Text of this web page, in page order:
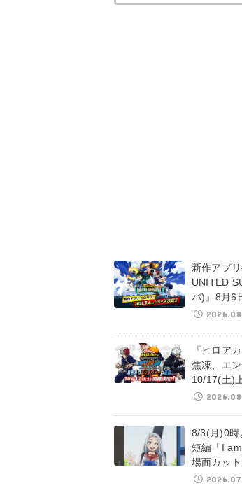
新作アプ
UNITED
バ)』8月6
『ヒロア
焦凍、エ
10/17(土)
8/3(月)0時
短編「I
場面カッ